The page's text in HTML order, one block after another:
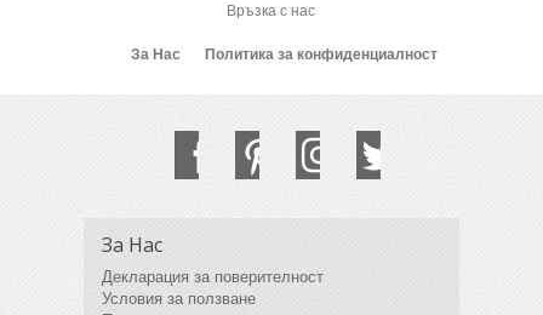
Връзка с нас
За Нас Политика за конфиденциалност
За Нас
Декларация за поверителност
Условия за ползване